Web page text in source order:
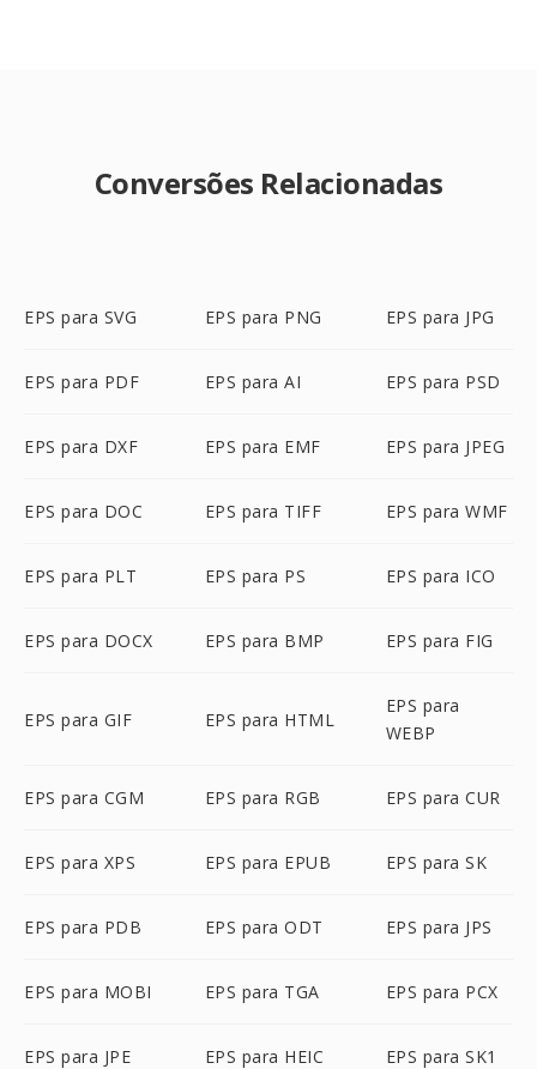
Conversões Relacionadas
EPS para SVG EPS para PNG EPS para JPG
EPS para PDF EPS para AI EPS para PSD
EPS para DXF EPS para EMF EPS para JPEG
EPS para DOC EPS para TIFF EPS para WMF
EPS para PLT EPS para PS EPS para ICO
EPS para DOCX EPS para BMP EPS para FIG
EPS para GIF EPS para HTML
EPS para
WEBP
EPS para CGM EPS para RGB EPS para CUR
EPS para XPS EPS para EPUB EPS para SK
EPS para PDB EPS para ODT EPS para JPS
EPS para MOBI EPS para TGA EPS para PCX
EPS para JPE EPS para HEIC EPS para SK1